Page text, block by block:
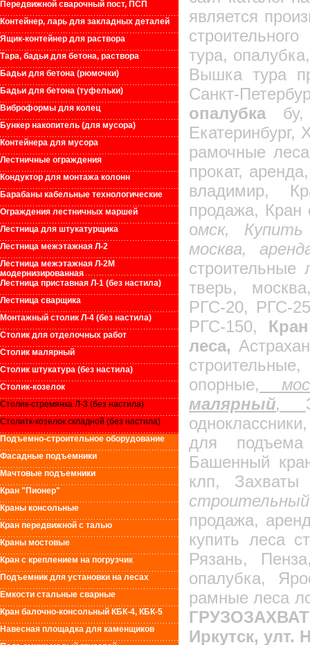
Передвижной сварочный пост, ПСП
Контейнер, ларь для закладных деталей
Ящик-контейнер для раствора
Тара, бадьи для бетона, раствора
Бадьи для бетона (рюмочки)
Бадьи для бетона (туфельки)
Виброформы для колец
Бункер накопитель (для мусора)
Контейнера для мусора
Лестничные ограждения
Кондуктор для монтажа колонн
Барабаны кабельные технологические
Ограждения лестничных маршей
Лестница для штукатурщика
Лестница межэтажная Л-2
Лестница межэтажная Л-2М
модернизированная
Лестница приставная Л-1 (без настила)
Лестница сварщика
Монтажный столик Л-4 (без настила)
Столик для отделочных работ
Столик малярный
Столик штукатура (без настила)
Столик-козелок
Столик-стремянка Л-3 (без настила)
Столитк-козелок складной (без настила)
Подъемно-строительное оборудование
Фасадные подъемники
Мачтовые подъемники
Кран "Пионер"
Краны консольные
Кран передвижной с талью
Краны мостовые
Кран с креплением на погрузчик
Подъемник для установки на лесах
Емкости стальные сварные
Кран балочно-консольный КБК-4, КБК-5
Навесная площадка для каменщиков
является
тура,
Вышка тура
Санкт-
опалубкабу,
рамочные
прокат,
владимир,
продажа, Кран
омск,
москва,
тверь,
РГС-20, РГС-
РГС-150,
леса,
опорные,
малярный,
для подъема
Башенный
клп,
продажа,
купить леса
Рязань,
опалубка,
рамные леса
Иркутск, улт.